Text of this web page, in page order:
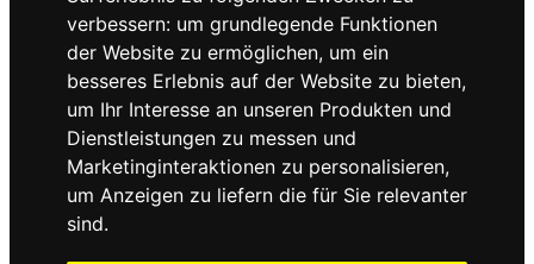
verbessern: um grundlegende Funktionen
der Website zu ermöglichen, um ein
besseres Erlebnis auf der Website zu bieten,
um Ihr Interesse an unseren Produkten und
Dienstleistungen zu messen und
Marketinginteraktionen zu personalisieren,
um Anzeigen zu liefern die für Sie relevanter
sind.